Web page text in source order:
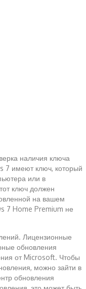
наличия ключа
7 имеют ключ, который
или в
ключ должен
на вашем
7 Home Premium не
Лицензионные
обновления
от Microsoft. Чтобы
можно зайти в
обновления